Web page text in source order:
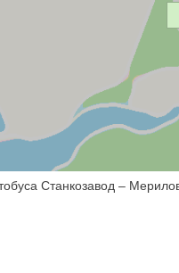
Станкозавод –